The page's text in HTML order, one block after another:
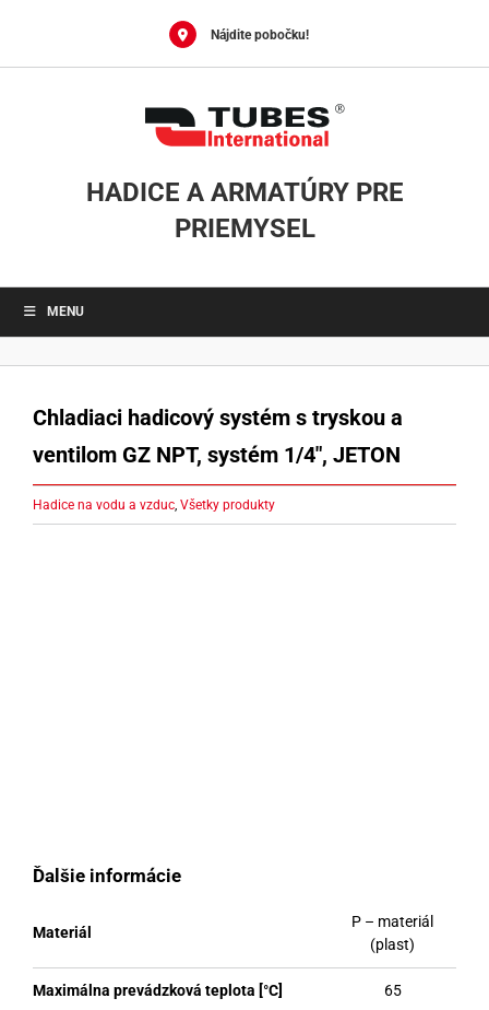
Nájdite pobočku!
HADICE A ARMATÚRY PRE
PRIEMYSEL
MENU
Chladiaci hadicový systém s tryskou a
ventilom GZ NPT, systém 1/4″, JETON
Hadice na vodu a vzduc, Všetky produkty
Ďalšie informácie
Materiál
P – materiál
(plast)
Maximálna prevádzková teplota [°C] 65